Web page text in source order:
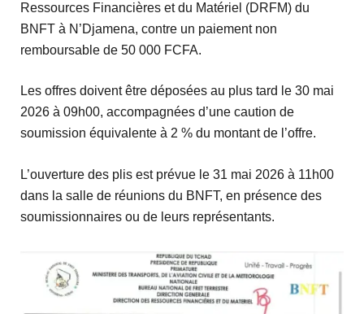
Ressources Financières et du Matériel (DRFM) du
BNFT à N’Djamena, contre un paiement non
remboursable de 50 000 FCFA.
Les offres doivent être déposées au plus tard le 30 mai
2026 à 09h00, accompagnées d’une caution de
soumission équivalente à 2 % du montant de l’offre.
L’ouverture des plis est prévue le 31 mai 2026 à 11h00
dans la salle de réunions du BNFT, en présence des
soumissionnaires ou de leurs représentants.